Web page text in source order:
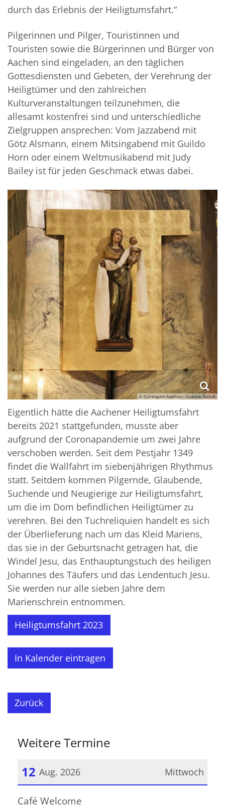
durch das Erlebnis der Heiligtumsfahrt.“
Pilgerinnen und Pilger, Touristinnen und
Touristen sowie die Bürgerinnen und Bürger von
Aachen sind eingeladen, an den täglichen
Gottesdiensten und Gebeten, der Verehrung der
Heiligtümer und den zahlreichen
Kulturveranstaltungen teilzunehmen, die
allesamt kostenfrei sind und unterschiedliche
Zielgruppen ansprechen: Vom Jazzabend mit
Götz Alsmann, einem Mitsingabend mit Guildo
Horn oder einem Weltmusikabend mit Judy
Bailey ist für jeden Geschmack etwas dabei.
© Domkapitel Aaachen - Andreas Steindl
Eigentlich hätte die Aachener Heiligtumsfahrt
bereits 2021 stattgefunden, musste aber
aufgrund der Coronapandemie um zwei Jahre
verschoben werden. Seit dem Pestjahr 1349
findet die Wallfahrt im siebenjährigen Rhythmus
statt. Seitdem kommen Pilgernde, Glaubende,
Suchende und Neugierige zur Heiligtumsfahrt,
um die im Dom befindlichen Heiligtümer zu
verehren. Bei den Tuchreliquien handelt es sich
der Überlieferung nach um das Kleid Mariens,
das sie in der Geburtsnacht getragen hat, die
Windel Jesu, das Enthauptungstuch des heiligen
Johannes des Täufers und das Lendentuch Jesu.
Sie werden nur alle sieben Jahre dem
Marienschrein entnommen.
Heiligtumsfahrt 2023
In Kalender eintragen
Zurück
Weitere Termine
Mittwoch
12 Aug. 2026
Datum: 12. August 2026
Café Welcome